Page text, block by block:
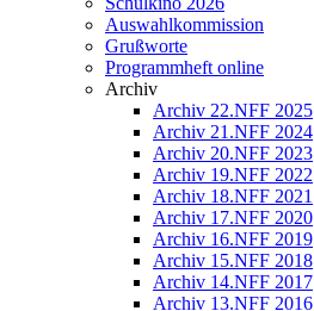
Auswahlkommission
Grußworte
Programmheft online
Archiv
Archiv 22.NFF 2025
Archiv 21.NFF 2024
Archiv 20.NFF 2023
Archiv 19.NFF 2022
Archiv 18.NFF 2021
Archiv 17.NFF 2020
Archiv 16.NFF 2019
Archiv 15.NFF 2018
Archiv 14.NFF 2017
Archiv 13.NFF 2016